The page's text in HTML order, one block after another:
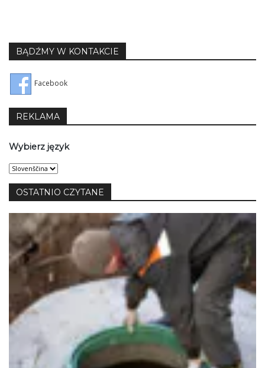
BĄDŹMY W KONTAKCIE
Facebook
REKLAMA
Wybierz język
Wybierz
język
OSTATNIO CZYTANE